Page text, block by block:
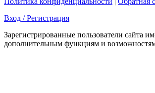
Вход / Регистрация
Зарегистрированные пользователи сайта
дополнительным функциям и